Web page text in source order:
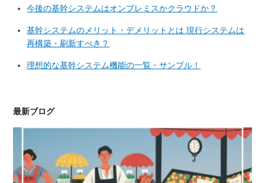
今後の基幹システムはオンプレミスかクラウドか？
基幹システムのメリット・デメリットとは 現行システムは
再構築・刷新すべき？
理想的な基幹システム機能の一覧・サンプル！
最新ブログ